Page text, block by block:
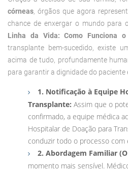
córneas, órgãos que agora
chance de enxergar o mundo para
Linha da Vida: Como Funciona o
transplante bem-sucedido, existe
acima de tudo, profundamente
para garantir a dignidade do paciente
1. Notificação à Equipe
Transplante: Assim que o
confirmado, a equipe médica
Hospitalar de Doação para
conduzir todo o processo com
2. Abordagem Familiar
momento mais sensível.